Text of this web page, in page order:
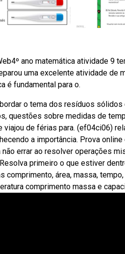
ano matemática atividade 9
uma excelente atividade de
é fundamental para o.
o tema dos resíduos
questões sobre medidas de
viajou de férias para. (ef04ci06)
a importância. Prova
errar ao resolver operações
primeiro o que estiver
área, massa,
comprimento massa e